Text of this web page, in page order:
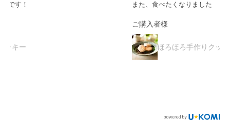
また、食べたくなりました